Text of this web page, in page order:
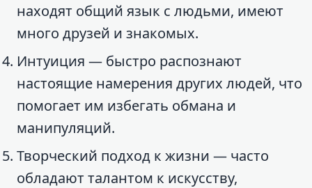
находят общий язык с людьми, имеют
много друзей и знакомых.
Интуиция — быстро распознают
настоящие намерения других людей, что
помогает им избегать обмана и
манипуляций.
Творческий подход к жизни — часто
обладают талантом к искусству,